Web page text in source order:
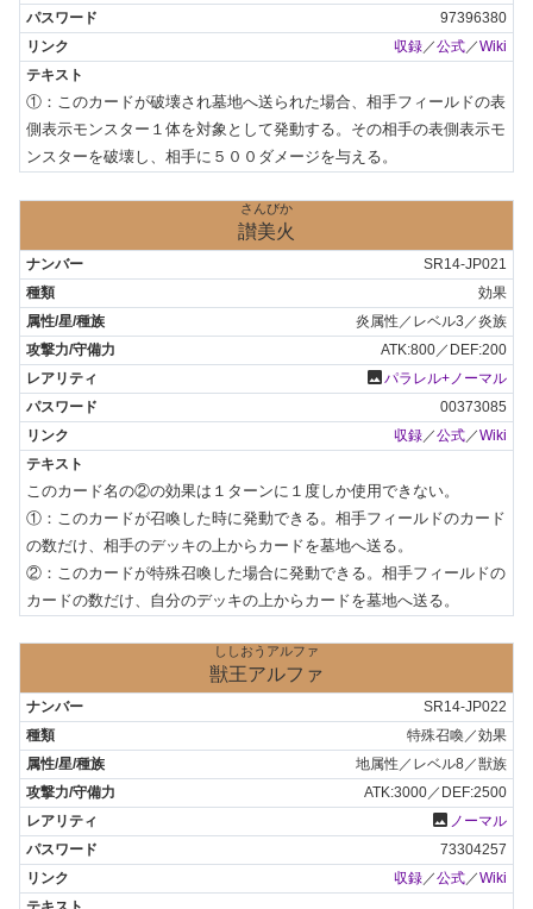
97396380
収録／公式／Wiki
①：このカードが破壊され墓地へ送られた場合、相手フィールドの表
側表示モンスター１体を対象として発動する。その相手の表側表示モ
ンスターを破壊し、相手に５００ダメージを与える。
さんびか
讃美火
SR14-JP021
効果
炎属性／レベル3／炎族
ATK:800／DEF:200
photoパラレル+ノーマル
00373085
収録 ／公式 ／Wiki
このカード名の②の効果は１ターンに１度しか使用できない。
①：このカードが召喚した時に発動できる。相手フィールドのカード
の数だけ、相手のデッキの上からカードを墓地へ送る。
②：このカードが特殊召喚した場合に発動できる。相手フィールドの
カードの数だけ、自分のデッキの上からカードを墓地へ送る。
ししおうアルファ
獣王アルファ
SR14-JP022
特殊召喚／効果
地属性／レベル8／獣族
ATK:3000／DEF:2500
photo ノーマル
73304257
収録／公式／Wiki